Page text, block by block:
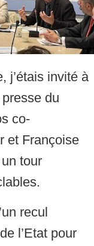
j’étais invité à
du
co-
et Françoise
tour
recul
l’Etat pour